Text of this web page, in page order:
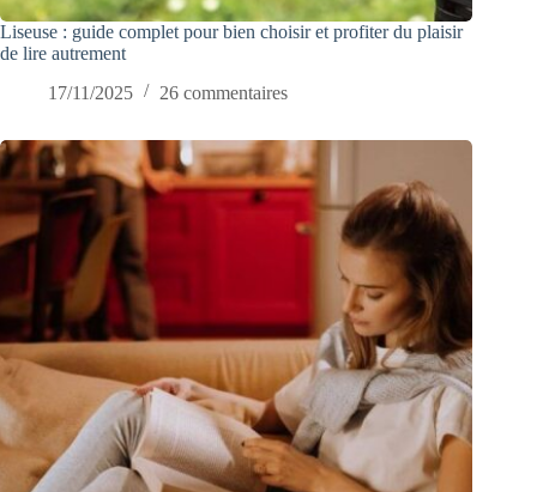
Liseuse : guide complet pour bien choisir et profiter du plaisir
de lire autrement
17/11/2025
26 commentaires